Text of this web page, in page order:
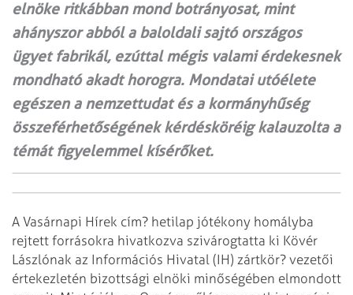
elnöke ritkábban mond botrányosat, mint
ahányszor abból a baloldali sajtó országos
ügyet fabrikál, ezúttal mégis valami érdekesnek
mondható akadt horogra. Mondatai utóélete
egészen a nemzettudat és a kormányhűség
összeférhetőségének kérdésköréig kalauzolta a
témát figyelemmel kísérőket.
A Vasárnapi Hírek cím? hetilap jótékony homályba
rejtett forrásokra hivatkozva szivárogtatta ki Kövér
Lászlónak az Információs Hivatal (IH) zártkör? vezetői
értekezletén bizottsági elnöki minőségében elmondott